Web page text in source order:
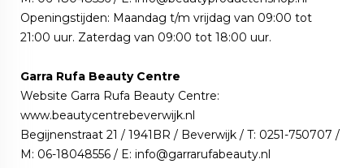
Openingstijden: Maandag t/m vrijdag van 09:00 tot
21:00 uur. Zaterdag van 09:00 tot 18:00 uur.
Garra Rufa Beauty Centre
Website Garra Rufa Beauty Centre:
www.beautycentrebeverwijk.nl
Begijnenstraat 21 / 1941BR / Beverwijk / T: 0251-750707 /
M: 06-18048556 / E: info@garrarufabeauty.nl